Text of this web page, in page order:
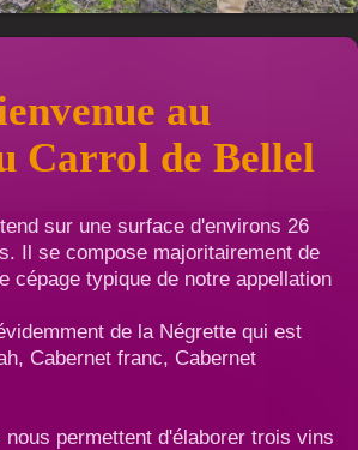
au
Carrol de Bellel
sur une surface d'environs 26
Il se compose majoritairement de
cépage typique de notre appellation
de la Négrette qui est
Cabernet franc, Cabernet
nous permettent d'élaborer trois vins